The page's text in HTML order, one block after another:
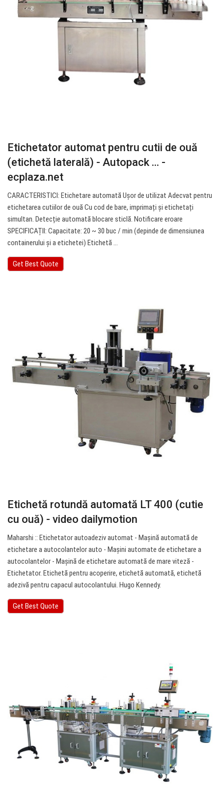
Etichetator automat pentru cutii de ouă
(etichetă laterală) - Autopack ... -
ecplaza.net
CARACTERISTICI: Etichetare automată Ușor de utilizat Adecvat pentru
etichetarea cutiilor de ouă Cu cod de bare, imprimați și etichetați
simultan. Detecție automată blocare sticlă. Notificare eroare
SPECIFICAȚII: Capacitate: 20 ~ 30 buc / min (depinde de dimensiunea
containerului și a etichetei) Etichetă ...
Get Best Quote
Etichetă rotundă automată LT 400 (cutie
cu ouă) - video dailymotion
Maharshi :: Etichetator autoadeziv automat - Mașină automată de
etichetare a autocolantelor auto - Mașini automate de etichetare a
autocolantelor - Mașină de etichetare automată de mare viteză -
Etichetator. Etichetă pentru acoperire, etichetă automată, etichetă
adezivă pentru capacul autocolantului. Hugo Kennedy.
Get Best Quote